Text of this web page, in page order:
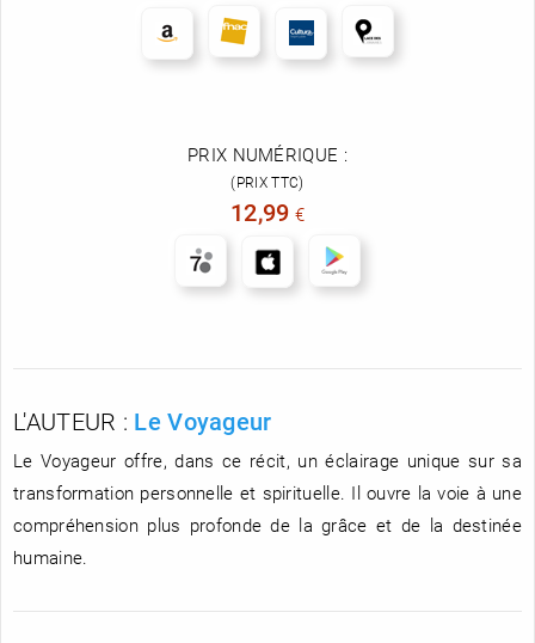
PRIX NUMÉRIQUE :
(PRIX TTC)
12,99 €
L'AUTEUR : Le Voyageur
Le Voyageur offre, dans ce récit, un éclairage unique sur sa
transformation personnelle et spirituelle. Il ouvre la voie à une
compréhension plus profonde de la grâce et de la destinée
humaine.